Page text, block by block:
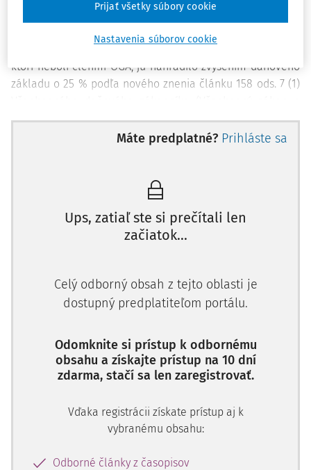
ktorá sa vzťahovala na týchto živnostníkov od ich
daňového priznania za rok 2007 vo vzťahu k príjmom za
rok 2006 tak, že zrušilo možnosť odpočtu 20 % a pre tých,
ktorí neboli členmi OGA, ju nahradilo zvýšením daňového
základu o 25 % podľa nového znenia článku 158 ods. 7 (1)
daniach - CGI).
Sťažovateľ vo svojej sťažnosti namieta porušenie práva na
. Tvrdí, že zvýšenie jeh
Máte predplatné? Prihláste sa
Ups, zatiaľ ste si prečítali len
začiatok...
Celý odborný obsah z tejto oblasti je
dostupný predplatiteľom portálu.
Odomknite si prístup k odbornému
obsahu a získajte prístup na 10 dní
zdarma, stačí sa len zaregistrovať.
Vďaka registrácii získate prístup aj k
vybranému obsahu:
Odborné články z časopisov
Nastavenia súborov cookie
Prijať všetky súbory cookie